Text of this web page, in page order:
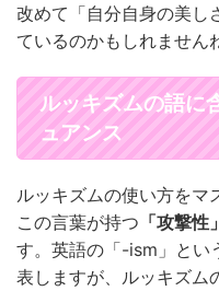
改めて「自分自身の美し
ているのかもしれません
ルッキズムの語に
ュアンス
ルッキズムの使い方をマ
この言葉が持つ 「攻撃性
す。英語の「-ism」とい
表しますが、ルッキズム